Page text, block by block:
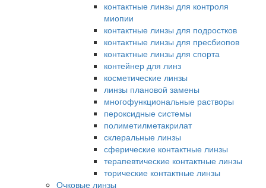
контактные линзы для контроля
миопии
контактные линзы для подростков
контактные линзы для пресбиопов
контактные линзы для спорта
контейнер для линз
косметические линзы
линзы плановой замены
многофункциональные растворы
пероксидные системы
полиметилметакрилат
склеральные линзы
сферические контактные линзы
терапевтические контактные линзы
торические контактные линзы
Очковые линзы